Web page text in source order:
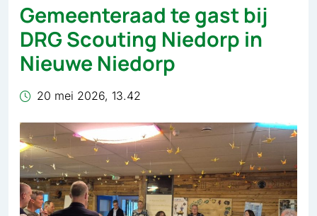
Gemeenteraad te gast bij
DRG Scouting Niedorp in
Nieuwe Niedorp
20 mei 2026, 13.42